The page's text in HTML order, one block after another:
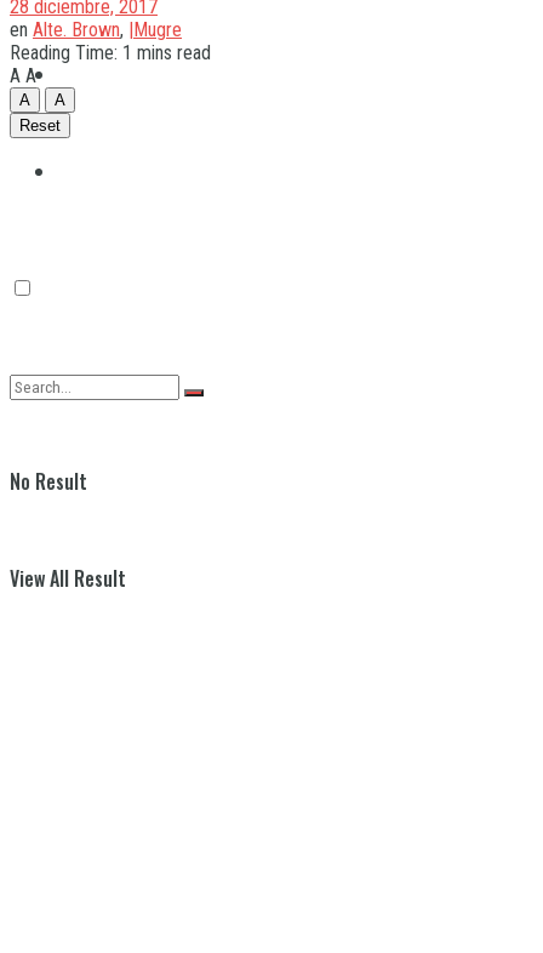
No Result
View All Result
28 diciembre, 2017
en Alte. Brown, |Mugre
Reading Time: 1 mins read
A A
A
A
Reset